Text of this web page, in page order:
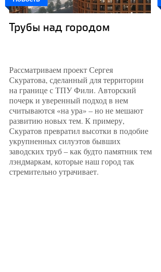
Трубы над городом
Рассматриваем проект Сергея
Скуратова, сделанный для территории
на границе с ТПУ Фили. Авторский
почерк и уверенный подход в нем
считываются «на ура» – но не мешают
развитию новых тем. К примеру,
Скуратов превратил высотки в подобие
укрупненных силуэтов бывших
заводских труб – как будто памятник тем
лэндмаркам, которые наш город так
стремительно утрачивает.